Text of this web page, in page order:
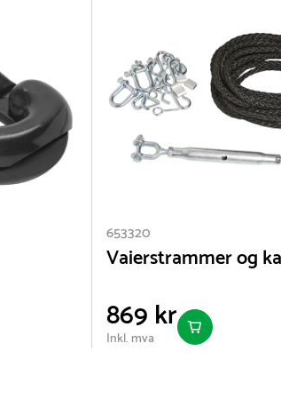
653320
Vaierstrammer og
869 kr
Inkl. mva